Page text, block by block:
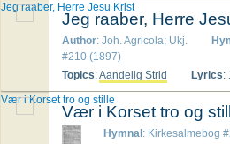
Jeg raaber, Herre
Author: Joh. Agricola; Ukj.
#210 (1897)
Topics:Aandelig Strid Lyrics: 1 Jeg
Jeg raaber, Herre Jesu Krist
Vær i Korset tro og
Hymnal : Kirkesalmebog
Vær i Korset tro og stille